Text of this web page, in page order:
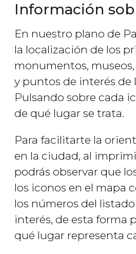
Información
En nuestro plano de
la localización de los
monumentos, museos,
y puntos de interés de
Pulsando sobre cada
de qué lugar se trata.
Para facilitarte la
en la ciudad, al
podrás observar que
los iconos en el mapa
los números del
interés, de esta forma
qué lugar representa